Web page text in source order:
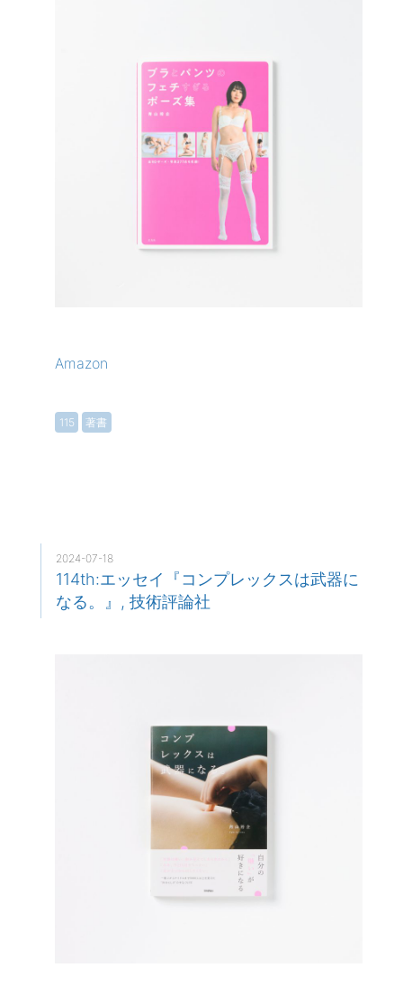
Amazon
115 著書
2024-07-18
114th:エッセイ『コンプレックスは武器に
なる。』, 技術評論社